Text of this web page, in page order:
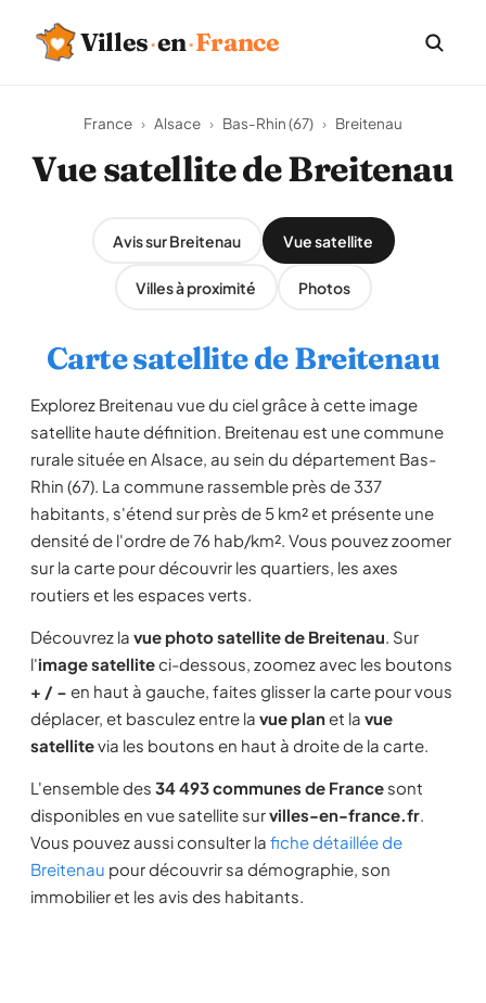
Villes·en·France
France › Alsace › Bas-Rhin (67) › Breitenau
Vue satellite de Breitenau
Avis sur Breitenau Vue satellite
Villes à proximité Photos
Carte satellite de Breitenau
Explorez Breitenau vue du ciel grâce à cette image
satellite haute définition. Breitenau est une commune
rurale située en Alsace, au sein du département Bas-
Rhin (67). La commune rassemble près de 337
habitants, s'étend sur près de 5 km² et présente une
densité de l'ordre de 76 hab/km². Vous pouvez zoomer
sur la carte pour découvrir les quartiers, les axes
routiers et les espaces verts.
Découvrez la vue photo satellite de Breitenau. Sur
l'image satelliteci-dessous, zoomez avec les boutons
+ / − en haut à gauche, faites glisser la carte pour vous
déplacer, et basculez entre la vue planet la vue
satellitevia les boutons en haut à droite de la carte.
L'ensemble des 34 493 communes de France sont
disponibles en vue satellite survilles-en-france.fr.
Vous pouvez aussi consulter la fiche détaillée de
Breitenau pour découvrir sa démographie, son
immobilier et les avis des habitants.